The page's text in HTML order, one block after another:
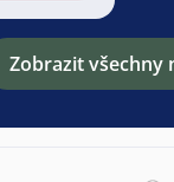
Zobrazit všechny